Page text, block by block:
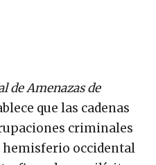
de Amenazas de
que las cadenas
criminales
hemisferio occidental